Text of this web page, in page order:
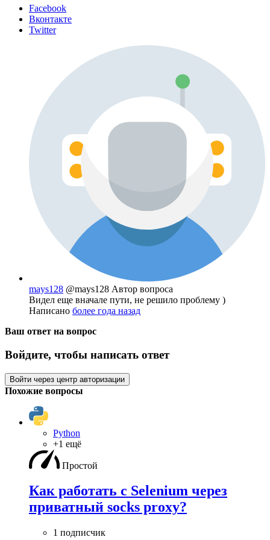
Facebook
Вконтакте
Twitter
mays128 @mays128 Автор вопроса
Видел еще вначале пути, не решило проблему )
Написано более года назад
Ваш ответ на вопрос
Войдите, чтобы написать ответ
Войти через центр авторизации
Похожие вопросы
Python
+1 ещё
Простой
Как работать с Selenium через
приватный socks proxy?
1 подписчик